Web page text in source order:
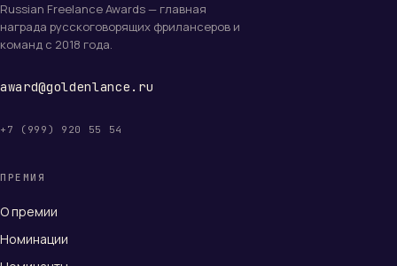
Russian Freelance Awards — главная
награда русскоговорящих фрилансеров и
команд с 2018 года.
award@goldenlance.ru
+7 (999) 920 55 54
ПРЕМИЯ
О премии
Номинации